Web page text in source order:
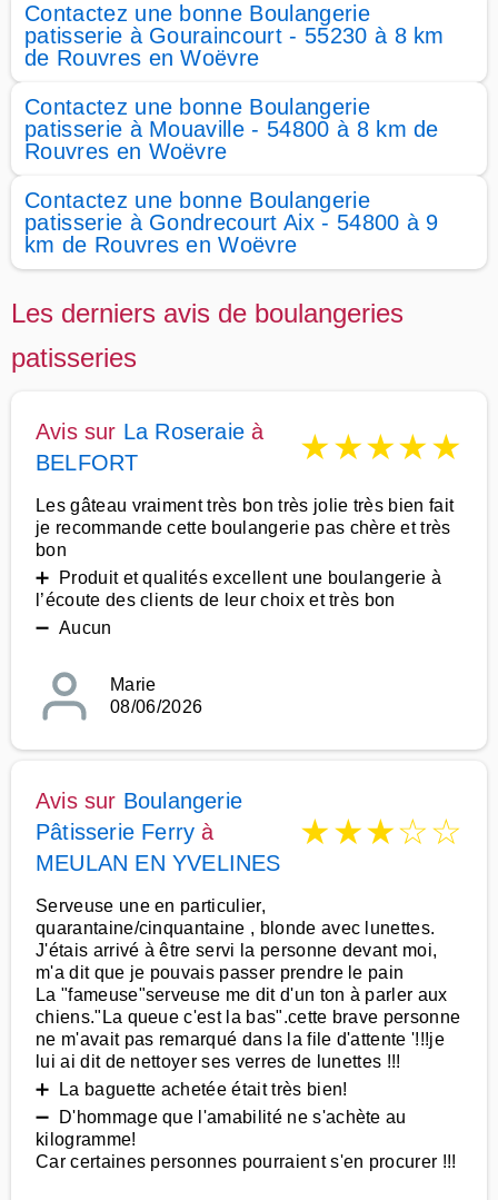
Contactez une bonne Boulangerie
patisserie à Gouraincourt - 55230 à 8 km
de Rouvres en Woëvre
Contactez une bonne Boulangerie
patisserie à Mouaville - 54800 à 8 km de
Rouvres en Woëvre
Contactez une bonne Boulangerie
patisserie à Gondrecourt Aix - 54800 à 9
km de Rouvres en Woëvre
Les derniers avis de boulangeries
patisseries
Avis sur La Roseraie à
BELFORT
★★★★★
Les gâteau vraiment très bon très jolie très bien fait
je recommande cette boulangerie pas chère et très
bon
➕ Produit et qualités excellent une boulangerie à
l’écoute des clients de leur choix et très bon
➖ Aucun
Marie
08/06/2026
Avis sur Boulangerie
Pâtisserie Ferry à
MEULAN EN YVELINES
★★★☆☆
Serveuse une en particulier,
quarantaine/cinquantaine , blonde avec lunettes.
J'étais arrivé à être servi la personne devant moi,
m'a dit que je pouvais passer prendre le pain
La "fameuse"serveuse me dit d'un ton à parler aux
chiens."La queue c'est la bas".cette brave personne
ne m'avait pas remarqué dans la file d'attente '!!!je
lui ai dit de nettoyer ses verres de lunettes !!!
➕ La baguette achetée était très bien!
➖ D'hommage que l'amabilité ne s'achète au
kilogramme!
Car certaines personnes pourraient s'en procurer !!!